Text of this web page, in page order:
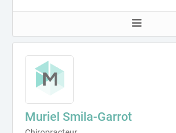
Muriel Smila-Garrot